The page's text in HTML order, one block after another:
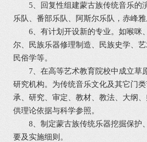
5、回复性组建蒙古族传统音乐的
乐队、番部乐队、阿斯尔乐队，赤峰
6、有计划开设新的专业。如喉咪
尔、民族乐器修理制造、民族史学、
民俗学等。
7、在高等艺术教育院校中成立草
研究机构。为传统音乐文化及其它门
承、研究、审定、教材、教法、大纲
供理论依据与科学参照。
8、制定蒙古族传统乐器挖掘保护
要及实施细则。